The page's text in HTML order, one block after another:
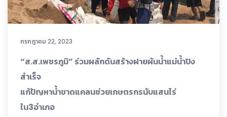
กรกฎาคม 22, 2023
“ส.ส.เพชรภูมิ” ร่วมผลักดันสร้างฝายผันน้ำแม่น้ำปิง
สำเร็จ
แก้ปัญหาน้ำขาดแคลนช่วยเกษตรกรนับแสนไร่
ใน3อำเภอ